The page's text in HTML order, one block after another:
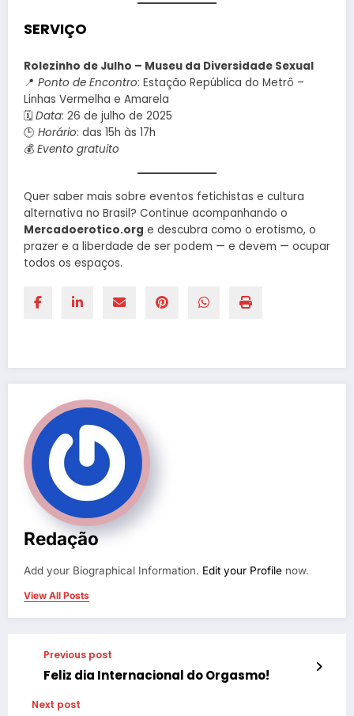
SERVIÇO
Rolezinho de Julho – Museu da Diversidade Sexual
📍 Ponto de Encontro: Estação República do Metrô –
Linhas Vermelha e Amarela
🗓 Data: 26 de julho de 2025
🕒 Horário: das 15h às 17h
💰 Evento gratuito
Quer saber mais sobre eventos fetichistas e cultura
alternativa no Brasil? Continue acompanhando o
Mercadoerotico.org e descubra como o erotismo, o
prazer e a liberdade de ser podem — e devem — ocupar
todos os espaços.
Redação
Add your Biographical Information. Edit your Profile now.
View All Posts
Previous post
Feliz dia Internacional do Orgasmo!
Next post